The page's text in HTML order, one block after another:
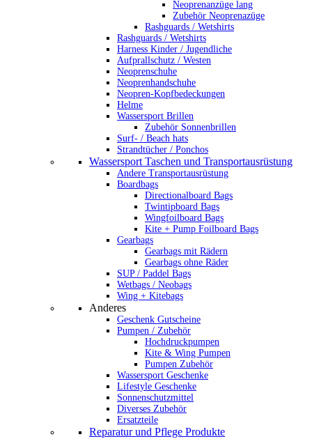
Neoprenanzüge lang
Zubehör Neoprenazüge
Rashguards / Wetshirts
Rashguards / Wetshirts
Harness Kinder / Jugendliche
Aufprallschutz / Westen
Neoprenschuhe
Neoprenhandschuhe
Neopren-Kopfbedeckungen
Helme
Wassersport Brillen
Zubehör Sonnenbrillen
Surf- / Beach hats
Strandtücher / Ponchos
Wassersport Taschen und Transportausrüstung
Andere Transportausrüstung
Boardbags
Directionalboard Bags
Twintipboard Bags
Wingfoilboard Bags
Kite + Pump Foilboard Bags
Gearbags
Gearbags mit Rädern
Gearbags ohne Räder
SUP / Paddel Bags
Wetbags / Neobags
Wing + Kitebags
Anderes
Geschenk Gutscheine
Pumpen / Zubehör
Hochdruckpumpen
Kite & Wing Pumpen
Pumpen Zubehör
Wassersport Geschenke
Lifestyle Geschenke
Sonnenschutzmittel
Diverses Zubehör
Ersatzteile
Reparatur und Pflege Produkte